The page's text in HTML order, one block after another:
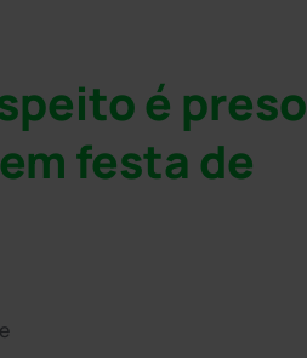
é preso
festa de